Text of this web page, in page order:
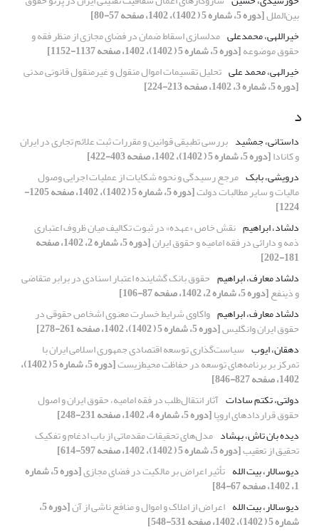
بین‌الملل[دوره 5، شماره 5 ( 1402)، 1402، صفحه 57-80]
خیراللهی، محمدعلی مدلسازی اسقاط ضمان در فضای مجازی از منظر فقه و
حقوق موضوعه[دوره 5، شماره 5 ( 1402)، 1402، صفحه 1137-1152]
خیرالهی، محمد علی تحلیل تقسیمات اموال منقول و غیرمنقول قانونی مدنی
[دوره 5، شماره 3، 1402، صفحه 213-224]
د
داستانی، جمشید بررسی تطبیقی قوانین و مقررات ثبت علائم تجاری در ایران
و کانادا[دوره 5، شماره 5 ( 1402)، 1402، صفحه 403-422]
درویشی، بابک مرجع رسیدگی و نحوه شکایات از عملیات اجرایی وصول
مالیات و سایر مطالبات دولت [دوره 5، شماره 5 ( 1402)، 1402، صفحه 1205-
1224]
دلشاد، ابراهیم نقش خاص «عهده» در ثبوت تکالیف میان ظروف اعتباری
ذمه و دارائی در فقه امامیه و حقوق ایران [دوره 5، شماره 2، 1402، صفحه
181-202]
دلشاد معارف، ابراهیم حقوق بانک گشاینده اعتبار اسنادی در برابر متقاضی
و ذینفع[دوره 5، شماره 2، 1402، صفحه 87-106]
دلشاد معارف، ابراهیم واکاوی شرایط خسارت معنوی اشخاص حقوقی در
حقوق ایران وانگلیس[دوره 5، شماره 5 ( 1402)، 1402، صفحه 261-278]
دهقان، ایوب سیاست‌گذاری توسعه اقتصادی جمهوری اسلامی ایران با
تمرکز بر برنامه‌های توسعه در حفاظت محیط‌زیست [دوره 5، شماره 5 ( 1402)،
1402، صفحه 827-846]
دولتی، تکتم سادات آثار انتقال‌طلب در فقه امامیه، حقوق ایران و اصول
حقوق قراردادهای اروپا[دوره 5، شماره 4، 1402، صفحه 231-248]
دیده بان تاش، بهشاد مدل‌های تحقیقات مقدماتی از باب ادغام و تفکیک
تحقیق از تعقیب[دوره 5، شماره 5 ( 1402)، 1402، صفحه 597-614]
دیوسالار، بیت الله تأثیر اعراض بر مالکیت در فضای مجازی [دوره 5، شماره
1، 1402، صفحه 67-84]
دیوسالار، بیت الله اعراض از املاک و اموال و منافع ناشی از آن [دوره 5،
شماره 5 ( 1402)، 1402، صفحه 531-548]